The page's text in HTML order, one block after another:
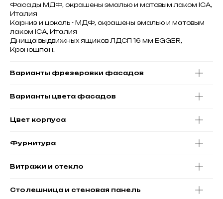
Фасады МДФ, окрашены эмалью и матовым лаком ICA,
Италия
Карниз и цоколь - МДФ, окрашены эмалью и матовым
лаком ICA, Италия
Днища выдвижных ящиков ЛДСП 16 мм EGGER,
Кроношпан.
Варианты фрезеровки фасадов
Варианты цвета фасадов
Цвет корпуса
Фурнитура
Витражи и стекло
Столешница и стеновая панель